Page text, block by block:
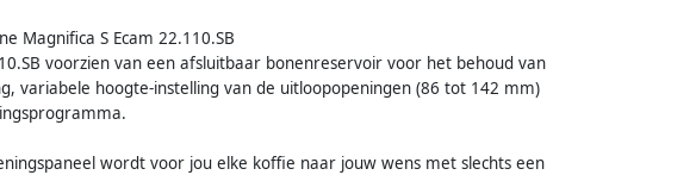
Magnifica S Ecam 22.110.SB
voorzien van een afsluitbaar bonenreservoir voor het behoud van
variabele hoogte-instelling van de uitloopopeningen (86 tot 142 mm)
wordt voor jou elke koffie naar jouw wens met slechts een